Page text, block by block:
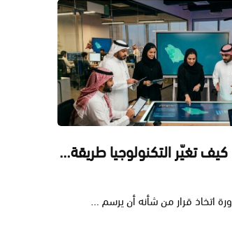
التحول الرقمي: كيف تغيّر التكنولوجيا طريقة عمل الشركات ؟
اتخاذ قرار من شأنه أن يرسم ...